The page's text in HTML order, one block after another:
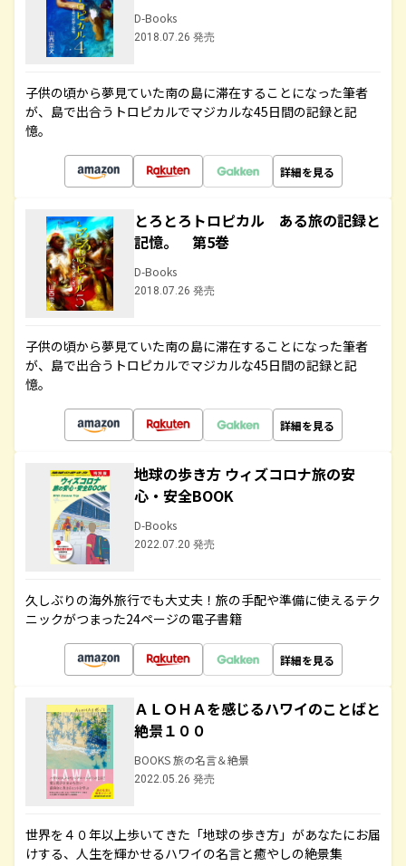
D-Books
2018.07.26 発売
子供の頃から夢見ていた南の島に滞在することになった筆者
が、島で出合うトロピカルでマジカルな45日間の記録と記
憶。
詳細を見る
とろとろトロピカル ある旅の記録と
記憶。 第5巻
D-Books
2018.07.26 発売
子供の頃から夢見ていた南の島に滞在することになった筆者
が、島で出合うトロピカルでマジカルな45日間の記録と記
憶。
詳細を見る
地球の歩き方 ウィズコロナ旅の安
心・安全BOOK
D-Books
2022.07.20 発売
久しぶりの海外旅行でも大丈夫！旅の手配や準備に使えるテク
ニックがつまった24ページの電子書籍
詳細を見る
ＡＬＯＨＡを感じるハワイのことばと
絶景１００
BOOKS 旅の名言＆絶景
2022.05.26 発売
世界を４０年以上歩いてきた「地球の歩き方」があなたにお届
けする、人生を輝かせるハワイの名言と癒やしの絶景集